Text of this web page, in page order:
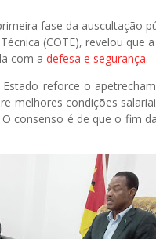
fase da auscultação
(COTE), revelou que
com a defesa e segurança.
reforce o
melhores condições
O consenso é de que o fim